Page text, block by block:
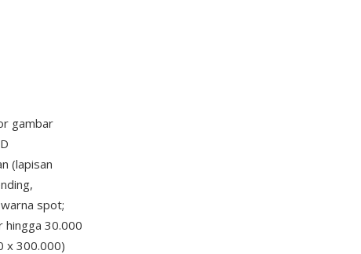
gambar
(lapisan
spot;
hingga 30.000
x 300.000)